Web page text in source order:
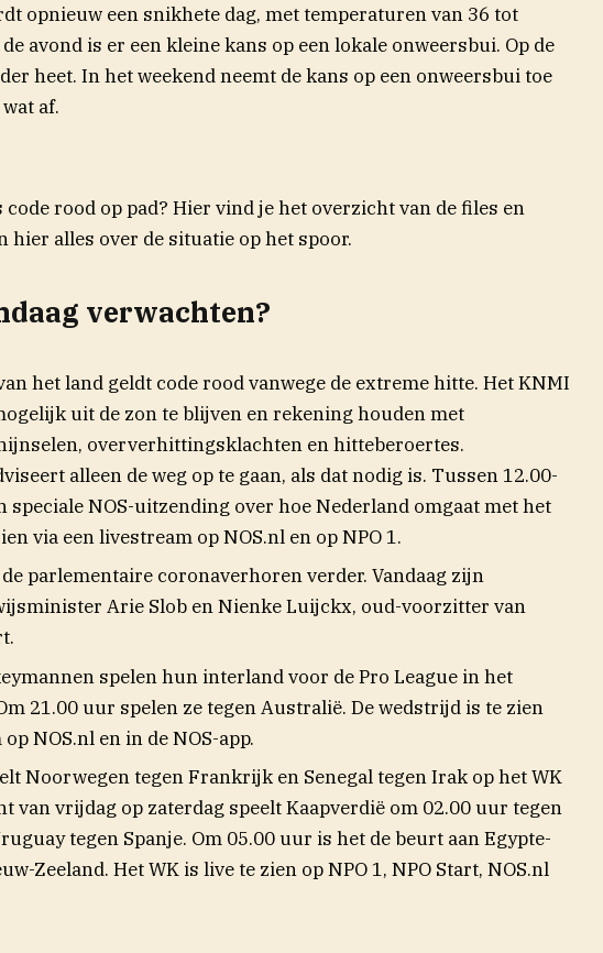
opnieuw een snikhete dag, met temperaturen van 36 tot
avond is er een kleine kans op een lokale onweersbui. Op de
heet. In het weekend neemt de kans op een onweersbui toe
af.
code rood op pad? Hier vind je het overzicht van de files en
hier(opent in nieuw venster)
alles over de situatie op het spoor.
verwachten?
het land geldt code rood vanwege de extreme hitte. Het KNMI
uit de zon te blijven en rekening houden met
oververhittingsklachten en hitteberoertes.
alleen de weg op te gaan, als dat nodig is. Tussen 12.00-
speciale NOS-uitzending over hoe Nederland omgaat met het
via een livestream op NOS.nl en op NPO 1.
parlementaire coronaverhoren verder. Vandaag zijn
Arie Slob en Nienke Luijckx, oud-voorzitter van
spelen hun interland voor de Pro League in het
21.00 uur spelen ze tegen Australië. De wedstrijd is te zien
NOS.nl en in de NOS-app.
Noorwegen tegen Frankrijk en Senegal tegen Irak op het WK
van vrijdag op zaterdag speelt Kaapverdië om 02.00 uur tegen
tegen Spanje. Om 05.00 uur is het de beurt aan Egypte-
Zeeland. Het WK is live te zien op NPO 1, NPO Start, NOS.nl